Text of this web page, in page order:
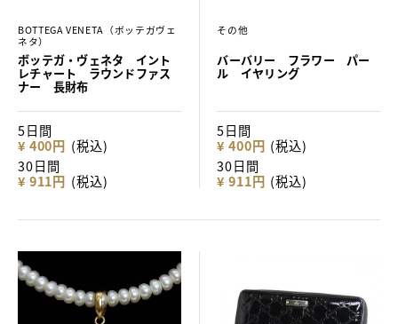
BOTTEGA VENETA（ボッテガヴェ
ネタ）
ボッテガ・ヴェネタ イント
レチャート ラウンドファス
ナー 長財布
5日間
¥ 400円 (税込)
30日間
¥ 911円 (税込)
その他
バーバリー フラワー パー
ル イヤリング
5日間
¥ 400円 (税込)
30日間
¥ 911円 (税込)